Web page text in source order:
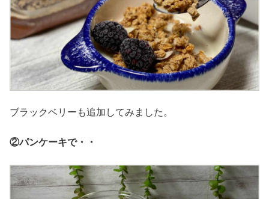
ブラックベリーも追加してみました。
②パンケーキで・・